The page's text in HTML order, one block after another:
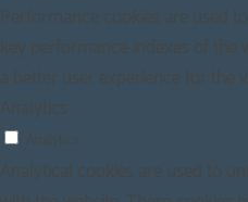
Performance cookies are used
key performance indexes of the
a better user experience for the
Analytics
Analytics
Analytical cookies are used to